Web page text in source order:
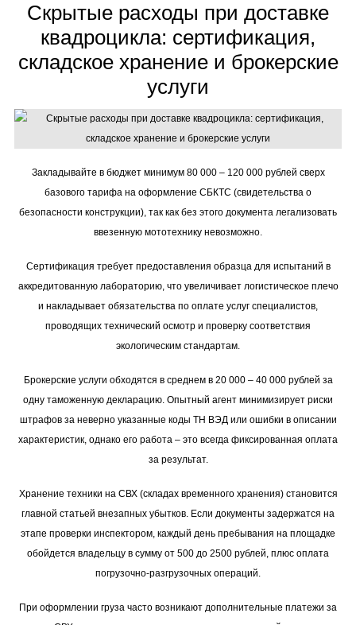
Скрытые расходы при доставке
квадроцикла: сертификация,
складское хранение и брокерские
услуги
Закладывайте в бюджет минимум 80 000 – 120 000 рублей сверх
базового тарифа на оформление СБКТС (свидетельства о
безопасности конструкции), так как без этого документа легализовать
ввезенную мототехнику невозможно.
Сертификация требует предоставления образца для испытаний в
аккредитованную лабораторию, что увеличивает логистическое плечо
и накладывает обязательства по оплате услуг специалистов,
проводящих технический осмотр и проверку соответствия
экологическим стандартам.
Брокерские услуги обходятся в среднем в 20 000 – 40 000 рублей за
одну таможенную декларацию. Опытный агент минимизирует риски
штрафов за неверно указанные коды ТН ВЭД или ошибки в описании
характеристик, однако его работа – это всегда фиксированная оплата
за результат.
Хранение техники на СВХ (складах временного хранения) становится
главной статьей внезапных убытков. Если документы задержатся на
этапе проверки инспектором, каждый день пребывания на площадке
обойдется владельцу в сумму от 500 до 2500 рублей, плюс оплата
погрузочно-разгрузочных операций.
При оформлении груза часто возникают дополнительные платежи за